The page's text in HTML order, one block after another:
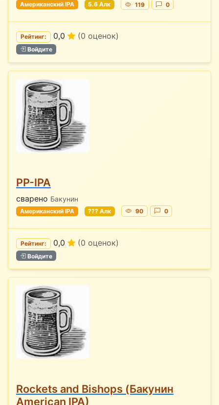
Американский IPA 5.6 Алк 119 0
Рейтинг: 0,0 (0 оценок)
Войдите
PP-IPA
сварено Бакунин
Американский IPA ??? Алк 90 0
Рейтинг: 0,0 (0 оценок)
Войдите
Rockets and Bishops (Бакунин
American IPA)